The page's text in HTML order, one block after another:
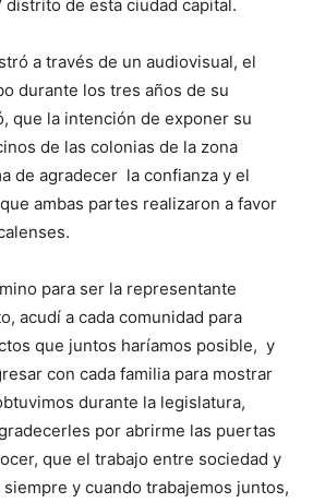
de esta ciudad capital.
a través de un audiovisual, el
durante los tres años de su
que la intención de exponer su
de las colonias de la zona
de agradecer la confianza y el
ambas partes realizaron a favor
para ser la representante
acudí a cada comunidad para
que juntos haríamos posible, y
con cada familia para mostrar
durante la legislatura,
por abrirme las puertas
que el trabajo entre sociedad y
y cuando trabajemos juntos,